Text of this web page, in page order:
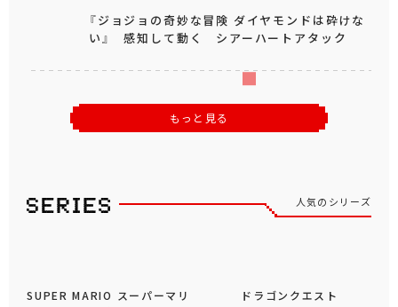
『ジョジョの奇妙な冒険 ダイヤモンドは砕けな
い』 感知して動く シアーハートアタック
もっと見る
人気のシリーズ
SUPER MARIO スーパーマリ
ドラゴンクエスト